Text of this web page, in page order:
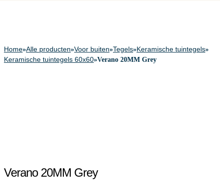
Home»Alle producten»Voor buiten»Tegels»Keramische tuintegels»
Keramische tuintegels 60x60»Verano 20MM Grey
Verano 20MM Grey